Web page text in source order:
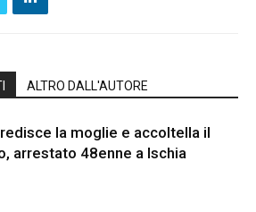
ALTRO DALL'AUTORE
la moglie e accoltella il
arrestato 48enne a Ischia